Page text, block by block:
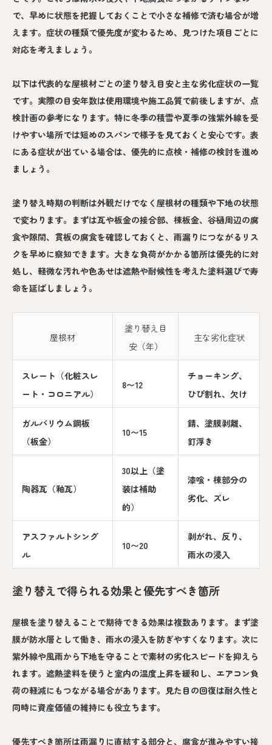
で、早めに状態を把握しておくことで小さな補修で済む場合が増
えます。症状の種類で優先度が変わるため、見つけた項目ごとに
対応を考えましょう。
以下は代表的な屋根材ごとの塗り替え目安と主な劣化症状の一覧
です。実際の目安年数は使用環境や施工品質で前後しますが、点
検計画の参考になります。特に冬季の積雪や夏季の強紫外線を受
けやすい場所では短めのスパンで様子を見ておくと安心です。表
にある症状が出ている場合は、優先的に点検・補修の検討を進め
ましょう。
塗り替え時期の判断は外観だけでなく屋根材の種類や下地の状態
で変わります。まずは瓦や板金の接合部、棟板金、谷樋周辺の腐
食や隙間、貫板の腐食を確認しておくと、雨漏りにつながるリス
クを早めに察知できます。大きな負荷がかかる箇所は優先的に対
処し、軽微な汚れや色あせは遮熱や耐候性を考えた塗料選びで寿
命を延ばしましょう。
屋根材
塗り替え目
安（年）
主な劣化症状
スレート（化粧スレ
ート・コロニアル）
8〜12
チョーキング、
ひび割れ、欠け
ガルバリウム鋼板
（板金）
10〜15
錆、塗膜剥離、
釘浮き
陶器瓦（釉瓦）
30以上（塗
装は補助
的）
漆喰・棟部分の
劣化、ズレ
アスファルトシング
ル
10〜20
剥がれ、反り、
雨水の浸入
塗り替えで得られる効果と優先すべき箇所
屋根を塗り替えることで期待できる効果は複数あります。まず塗
膜が防水層として働き、雨水の浸入を防ぎやすくなります。次に
紫外線や風雨から下地を守ることで素材の劣化スピードを抑えら
れます。遮熱塗料を使うと室内の温度上昇を緩和し、エアコン負
荷の軽減にもつながる場合があります。見た目の回復は耐久性と
同時に資産価値の維持にも役立ちます。
優先すべき箇所は雨漏りに直結する部分と、腐食が進みやすい接